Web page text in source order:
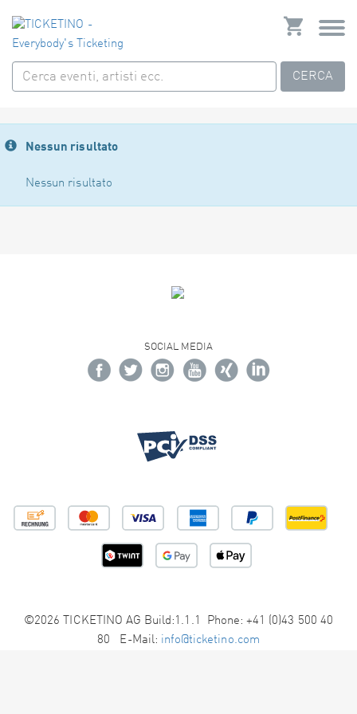
CERCA
Nessun risultato
Nessun risultato
SOCIAL MEDIA
©2026 TICKETINO AG Build:1.1.1 Phone: +41 (0)43 500 40
80 E-Mail: info@ticketino.com